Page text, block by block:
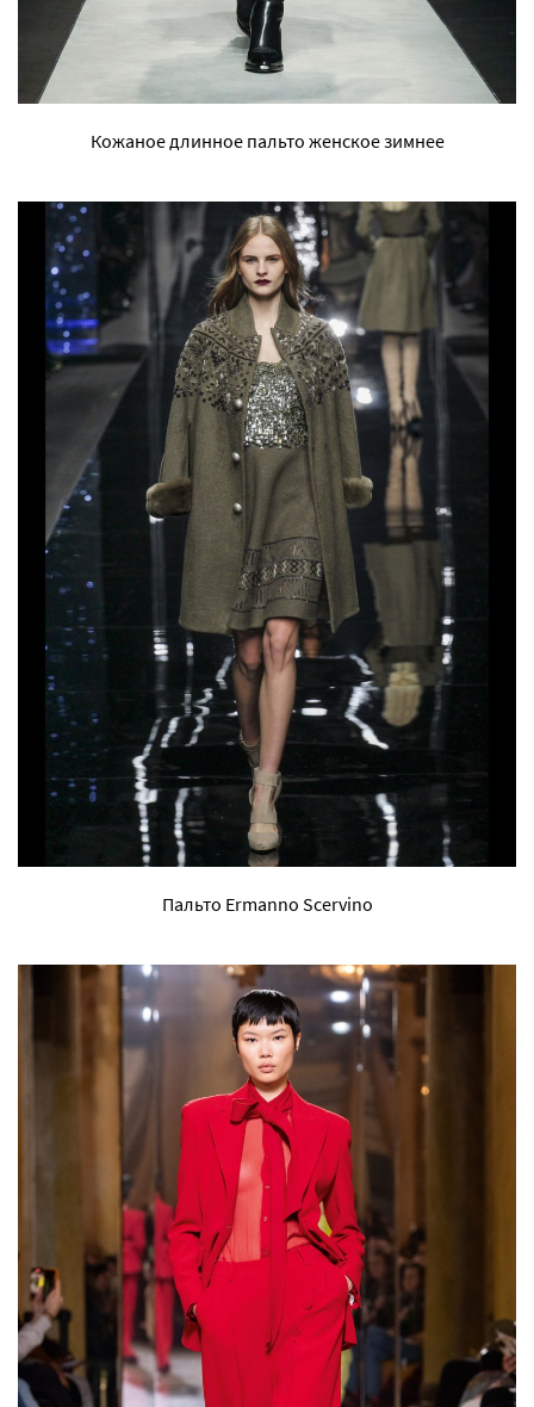
Кожаное длинное пальто женское зимнее
Пальто Ermanno Scervino